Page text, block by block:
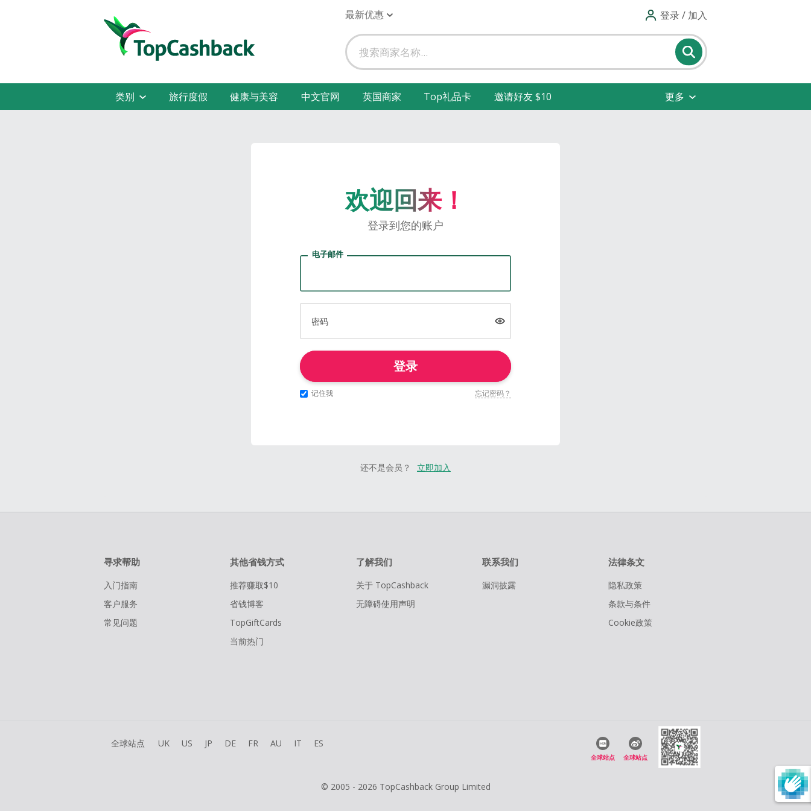
最新优惠 登录 / 加入
类别 旅行度假 健康与美容 中文官网 英国商家 Top礼品卡 邀请好友 $10 更多
欢迎回来！
登录到您的账户
电子邮件
密码
登录
记住我 忘记密码？
还不是会员？ 立即加入
寻求帮助
入门指南
客户服务
常见问题
其他省钱方式
推荐赚取$10
省钱博客
TopGiftCards
当前热门
了解我们
关于 TopCashback
无障碍使用声明
联系我们
漏洞披露
法律条文
隐私政策
条款与条件
Cookie政策
全球站点 UK US JP DE FR AU IT ES
全球站点 全球站点
© 2005 - 2026 TopCashback Group Limited